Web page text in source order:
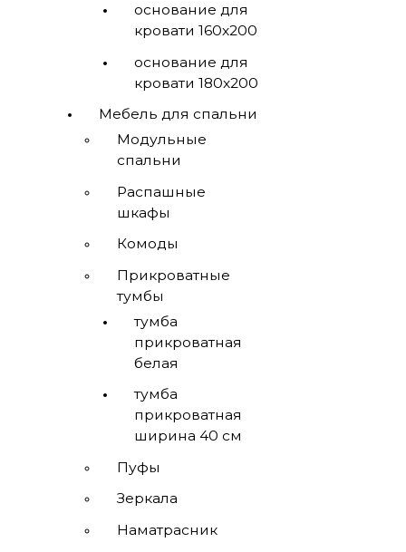
основание для
кровати 160х200
основание для
кровати 180х200
Мебель для спальни
Модульные
спальни
Распашные
шкафы
Комоды
Прикроватные
тумбы
тумба
прикроватная
белая
тумба
прикроватная
ширина 40 см
Пуфы
Зеркала
Наматрасник